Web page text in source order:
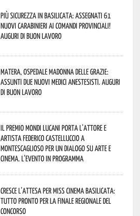
Più sicurezza in Basilicata: assegnati 61
nuovi Carabinieri ai Comandi provinciali!
Auguri di buon lavoro
Matera, Ospedale Madonna delle Grazie:
assunti due nuovi medici anestesisti. Auguri
di buon lavoro
Il Premio Mondi Lucani porta l’attore e
artista Federico Castelluccio a
Montescaglioso per un dialogo su arte e
cinema. L’evento in programma
Cresce l’attesa per Miss Cinema Basilicata:
tutto pronto per la finale regionale del
concorso